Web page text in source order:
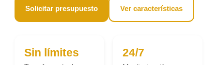
Solicitar presupuesto Ver características
Sin límites 24/7